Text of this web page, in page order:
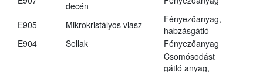
decén
E905 Mikrokristályos viasz
Fényezőanyag,
habzásgátló
E904
Sellak Fényezőanyag
Csomósodást
gátló anyag,